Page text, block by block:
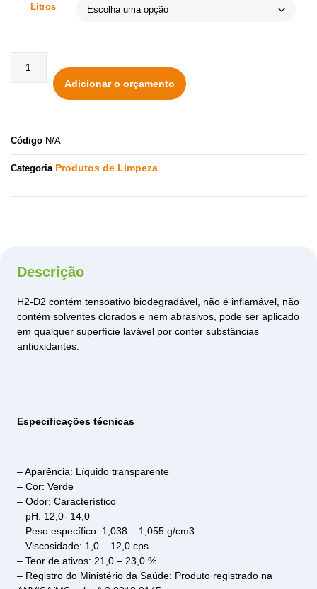
Litros
Adicionar o orçamento
Código N/A
Categoria Produtos de Limpeza
Descrição
H2-D2 contém tensoativo biodegradável, não é inflamável, não
contém solventes clorados e nem abrasivos, pode ser aplicado
em qualquer superfície lavável por conter substâncias
antioxidantes.
Especificações técnicas
– Aparência: Líquido transparente
– Cor: Verde
– Odor: Característico
– pH: 12,0- 14,0
– Peso específico: 1,038 – 1,055 g/cm3
– Viscosidade: 1,0 – 12,0 cps
– Teor de ativos: 21,0 – 23,0 %
– Registro do Ministério da Saúde: Produto registrado na